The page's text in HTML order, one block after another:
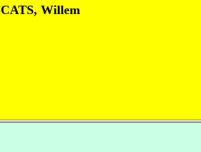
CATS, Willem